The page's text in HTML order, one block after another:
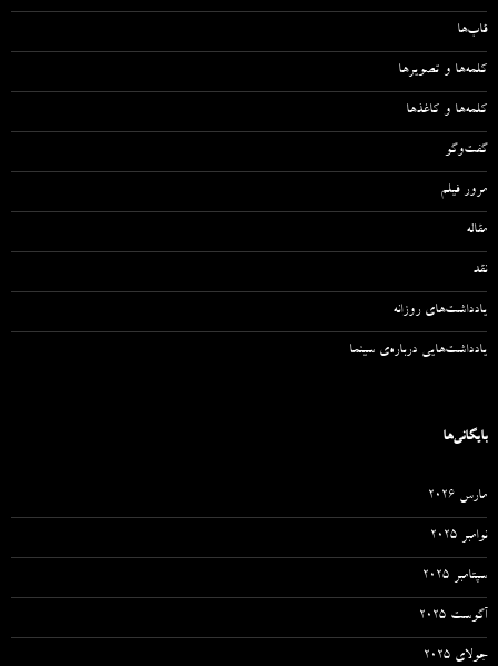
قاب‌ها
کلمه‌ها و تصویرها
کلمه‌ها و کاغذها
گفت‌وگو
مرور فیلم
مقاله‌
نقد
یادداشت‌های روزانه
یادداشت‌هایی درباره‌ی سینما
بایگانی‌ها
مارس 2026
نوامبر 2025
سپتامبر 2025
آگوست 2025
جولای 2025